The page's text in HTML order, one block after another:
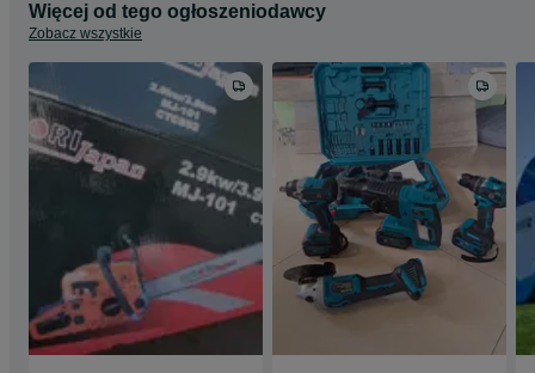
Więcej od tego ogłoszeniodawcy
Zobacz wszystkie